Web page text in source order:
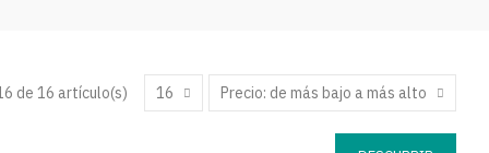
de 16 artículo(s) 16 Precio: de más bajo a más alto